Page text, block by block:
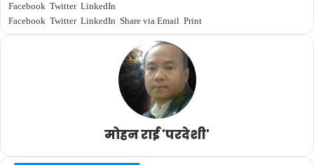
Facebook Twitter LinkedIn
Facebook Twitter LinkedIn Share via Email Print
मोहन राई 'परदेशी'